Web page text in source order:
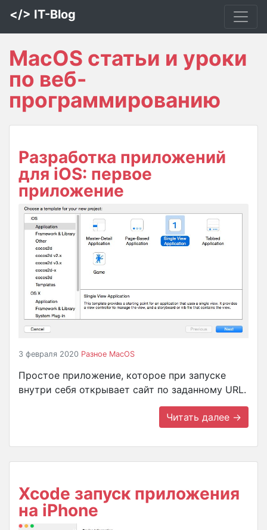
</> IT-Blog
MacOS статьи и уроки
по веб-
программированию
Разработка приложений
для iOS: первое
приложение
3 февраля 2020 Разное MacOS
Простое приложение, которое при запуске
внутри себя открывает сайт по заданному URL.
Читать далее →
Xcode запуск приложения
на iPhone